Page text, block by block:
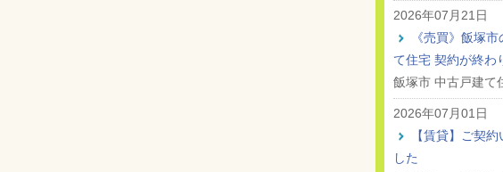
2026年07月21日
《売買》飯塚
て住宅 契約が終わ
飯塚市 中古戸建て
2026年07月01日
【賃貸】ご契
した